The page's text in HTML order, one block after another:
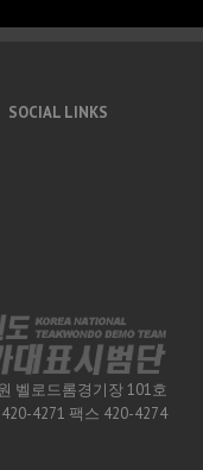
SOCIAL LINKS
벨로드롬경기장 101호
4271 팩스 420-4274